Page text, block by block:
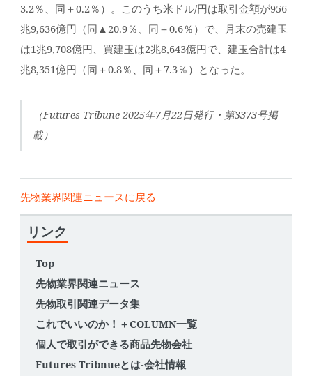
3.2％、同＋0.2％）。このうち米ドル/円は取引金額が956
兆9,636億円（同▲20.9％、同＋0.6％）で、月末の売建玉
は1兆9,708億円、買建玉は2兆8,643億円で、建玉合計は4
兆8,351億円（同＋0.8％、同＋7.3％）となった。
（Futures Tribune 2025年7月22日発行・第3373号掲
載）
先物業界関連ニュースに戻る
リンク
Top
先物業界関連ニュース
先物取引関連データ集
これでいいのか！＋COLUMN一覧
個人で取引ができる商品先物会社
Futures Tribnueとは-会社情報